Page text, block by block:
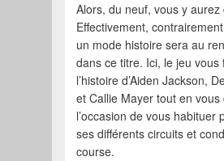
Alors, du neuf, vous y aurez
Effectivement,
un mode histoire sera au
dans ce titre. Ici, le jeu vous
l’histoire d’Aiden Jackson,
et Callie Mayer tout en vous
l’occasion de vous habituer
ses différents circuits et
course.